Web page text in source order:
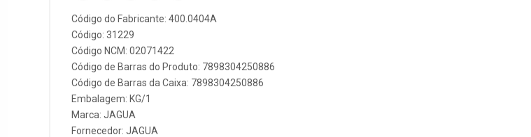
Código do Fabricante: 400.0404A
Código: 31229
Código NCM: 02071422
Código de Barras do Produto: 7898304250886
Código de Barras da Caixa: 7898304250886
Embalagem: KG/1
Marca: JAGUA
Fornecedor: JAGUA